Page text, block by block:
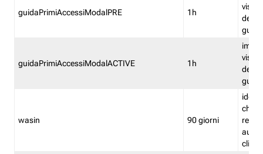
guidaPrimiAccessiModalPRE 1h
della
guidaPrimiAccessiModalACTIVE 1h
della
wasin 90 giorni
che
rete
clienti